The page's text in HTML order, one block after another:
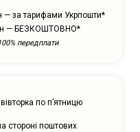
— за тарифами Укрпошти*
— БЕЗКОШТОВНО*
передплати
по п’ятницю
стороні поштових